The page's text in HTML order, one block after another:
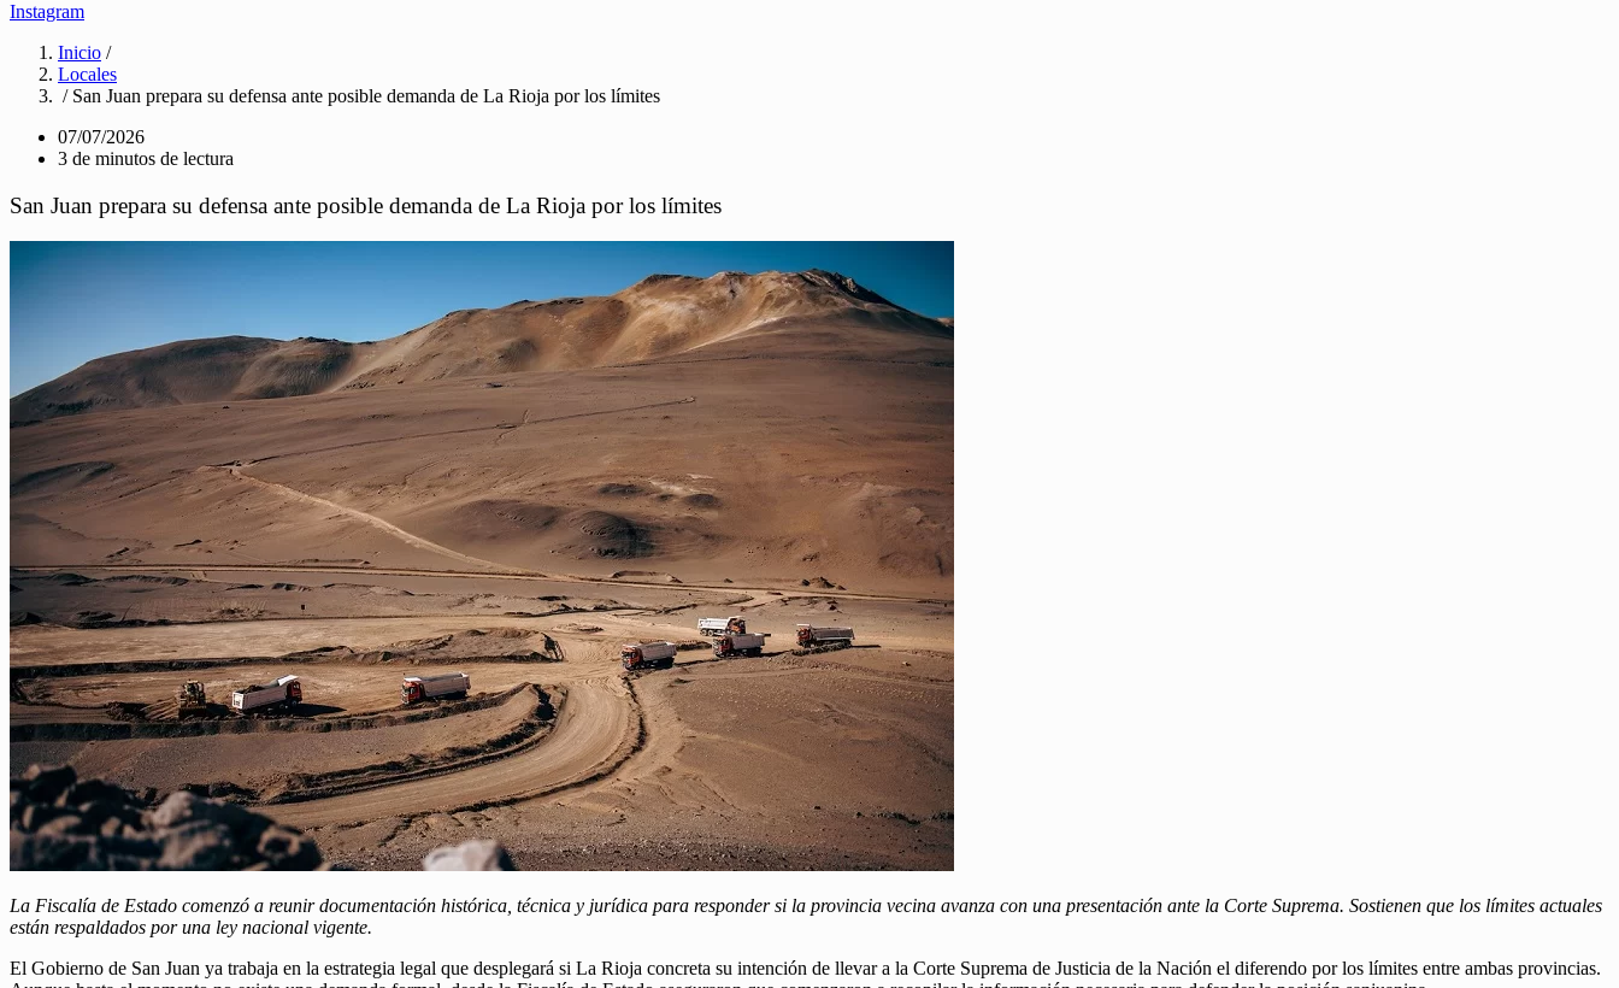
Instagram
Inicio /
Locales
/ San Juan prepara su defensa ante posible demanda de La Rioja por los límites
07/07/2026
3 de minutos de lectura
San Juan prepara su defensa ante posible demanda de La Rioja por los límites
La Fiscalía de Estado comenzó a reunir documentación histórica, técnica y jurídica para responder si la provincia vecina avanza con una presentación ante la Corte Suprema. Sostienen que los límites actuales
están respaldados por una ley nacional vigente.
El Gobierno de San Juan ya trabaja en la estrategia legal que desplegará si La Rioja concreta su intención de llevar a la Corte Suprema de Justicia de la Nación el diferendo por los límites entre ambas provincias.